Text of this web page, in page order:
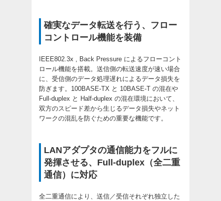
確実なデータ転送を行う、フロー
コントロール機能を装備
IEEE802.3x , Back Pressure によるフローコント
ロール機能を搭載。送信側の転送速度が速い場合
に、受信側のデータ処理遅れによるデータ損失を
防ぎます。100BASE-TX と 10BASE-T の混在や
Full-duplex と Half-duplex の混在環境において、
双方のスピード差から生じるデータ損失やネット
ワークの混乱を防ぐための重要な機能です。
LANアダプタの通信能力をフルに
発揮させる、Full-duplex（全二重
通信）に対応
全二重通信により、送信／受信それぞれ独立した